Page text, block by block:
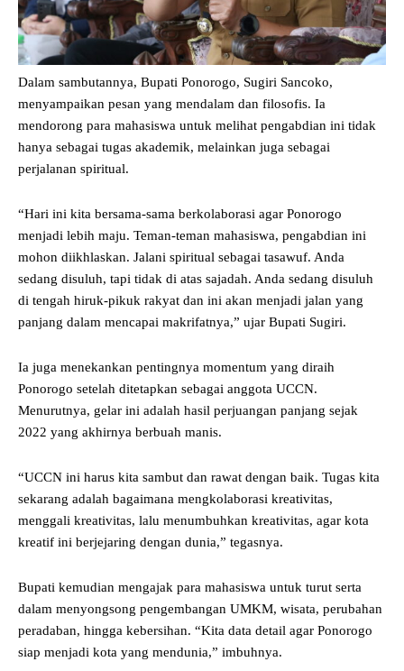
Dalam sambutannya, Bupati Ponorogo, Sugiri Sancoko,
menyampaikan pesan yang mendalam dan filosofis. Ia
mendorong para mahasiswa untuk melihat pengabdian ini tidak
hanya sebagai tugas akademik, melainkan juga sebagai
perjalanan spiritual.
“Hari ini kita bersama-sama berkolaborasi agar Ponorogo
menjadi lebih maju. Teman-teman mahasiswa, pengabdian ini
mohon diikhlaskan. Jalani spiritual sebagai tasawuf. Anda
sedang disuluh, tapi tidak di atas sajadah. Anda sedang disuluh
di tengah hiruk-pikuk rakyat dan ini akan menjadi jalan yang
panjang dalam mencapai makrifatnya,” ujar Bupati Sugiri.
Ia juga menekankan pentingnya momentum yang diraih
Ponorogo setelah ditetapkan sebagai anggota UCCN.
Menurutnya, gelar ini adalah hasil perjuangan panjang sejak
2022 yang akhirnya berbuah manis.
“UCCN ini harus kita sambut dan rawat dengan baik. Tugas kita
sekarang adalah bagaimana mengkolaborasi kreativitas,
menggali kreativitas, lalu menumbuhkan kreativitas, agar kota
kreatif ini berjejaring dengan dunia,” tegasnya.
Bupati kemudian mengajak para mahasiswa untuk turut serta
dalam menyongsong pengembangan UMKM, wisata, perubahan
peradaban, hingga kebersihan. “Kita data detail agar Ponorogo
siap menjadi kota yang mendunia,” imbuhnya.